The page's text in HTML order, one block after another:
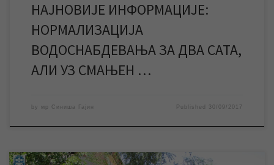
НАЈНОВИЈЕ ИНФОРМАЦИЈЕ:
НОРМАЛИЗАЦИЈА
ВОДОСНАБДЕВАЊА ЗА ДВА САТА,
АЛИ УЗ СМАЊЕН …
by мр Синиша Гајин Published 30/09/2017